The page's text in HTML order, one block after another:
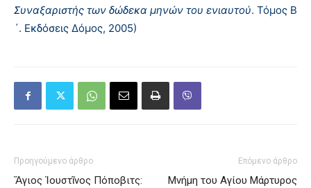
Συναξαριστής των δώδεκα μηνών του ενιαυτού. Τόμος Β
´. Εκδόσεις Δόμος, 2005)
Προηγούμενο άρθρο
Ἅγιος Ἰουστῖνος Πόποβιτς:
Επόμενο άρθρο
Μνήμη του Aγίου Mάρτυρος